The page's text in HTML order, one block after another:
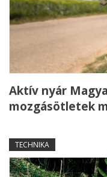
Aktív nyár
mozgásötletek
TECHNIKA